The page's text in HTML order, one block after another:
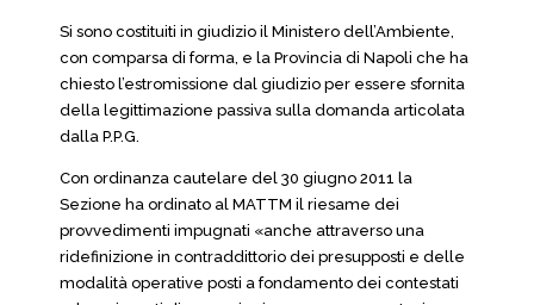
Si sono costituiti in giudizio il Ministero dell’Ambiente,
con comparsa di forma, e la Provincia di Napoli che ha
chiesto l’estromissione dal giudizio per essere sfornita
della legittimazione passiva sulla domanda articolata
dalla P.P.G.
Con ordinanza cautelare del 30 giugno 2011 la
Sezione ha ordinato al MATTM il riesame dei
provvedimenti impugnati «anche attraverso una
ridefinizione in contraddittorio dei presupposti e delle
modalità operative posti a fondamento dei contestati